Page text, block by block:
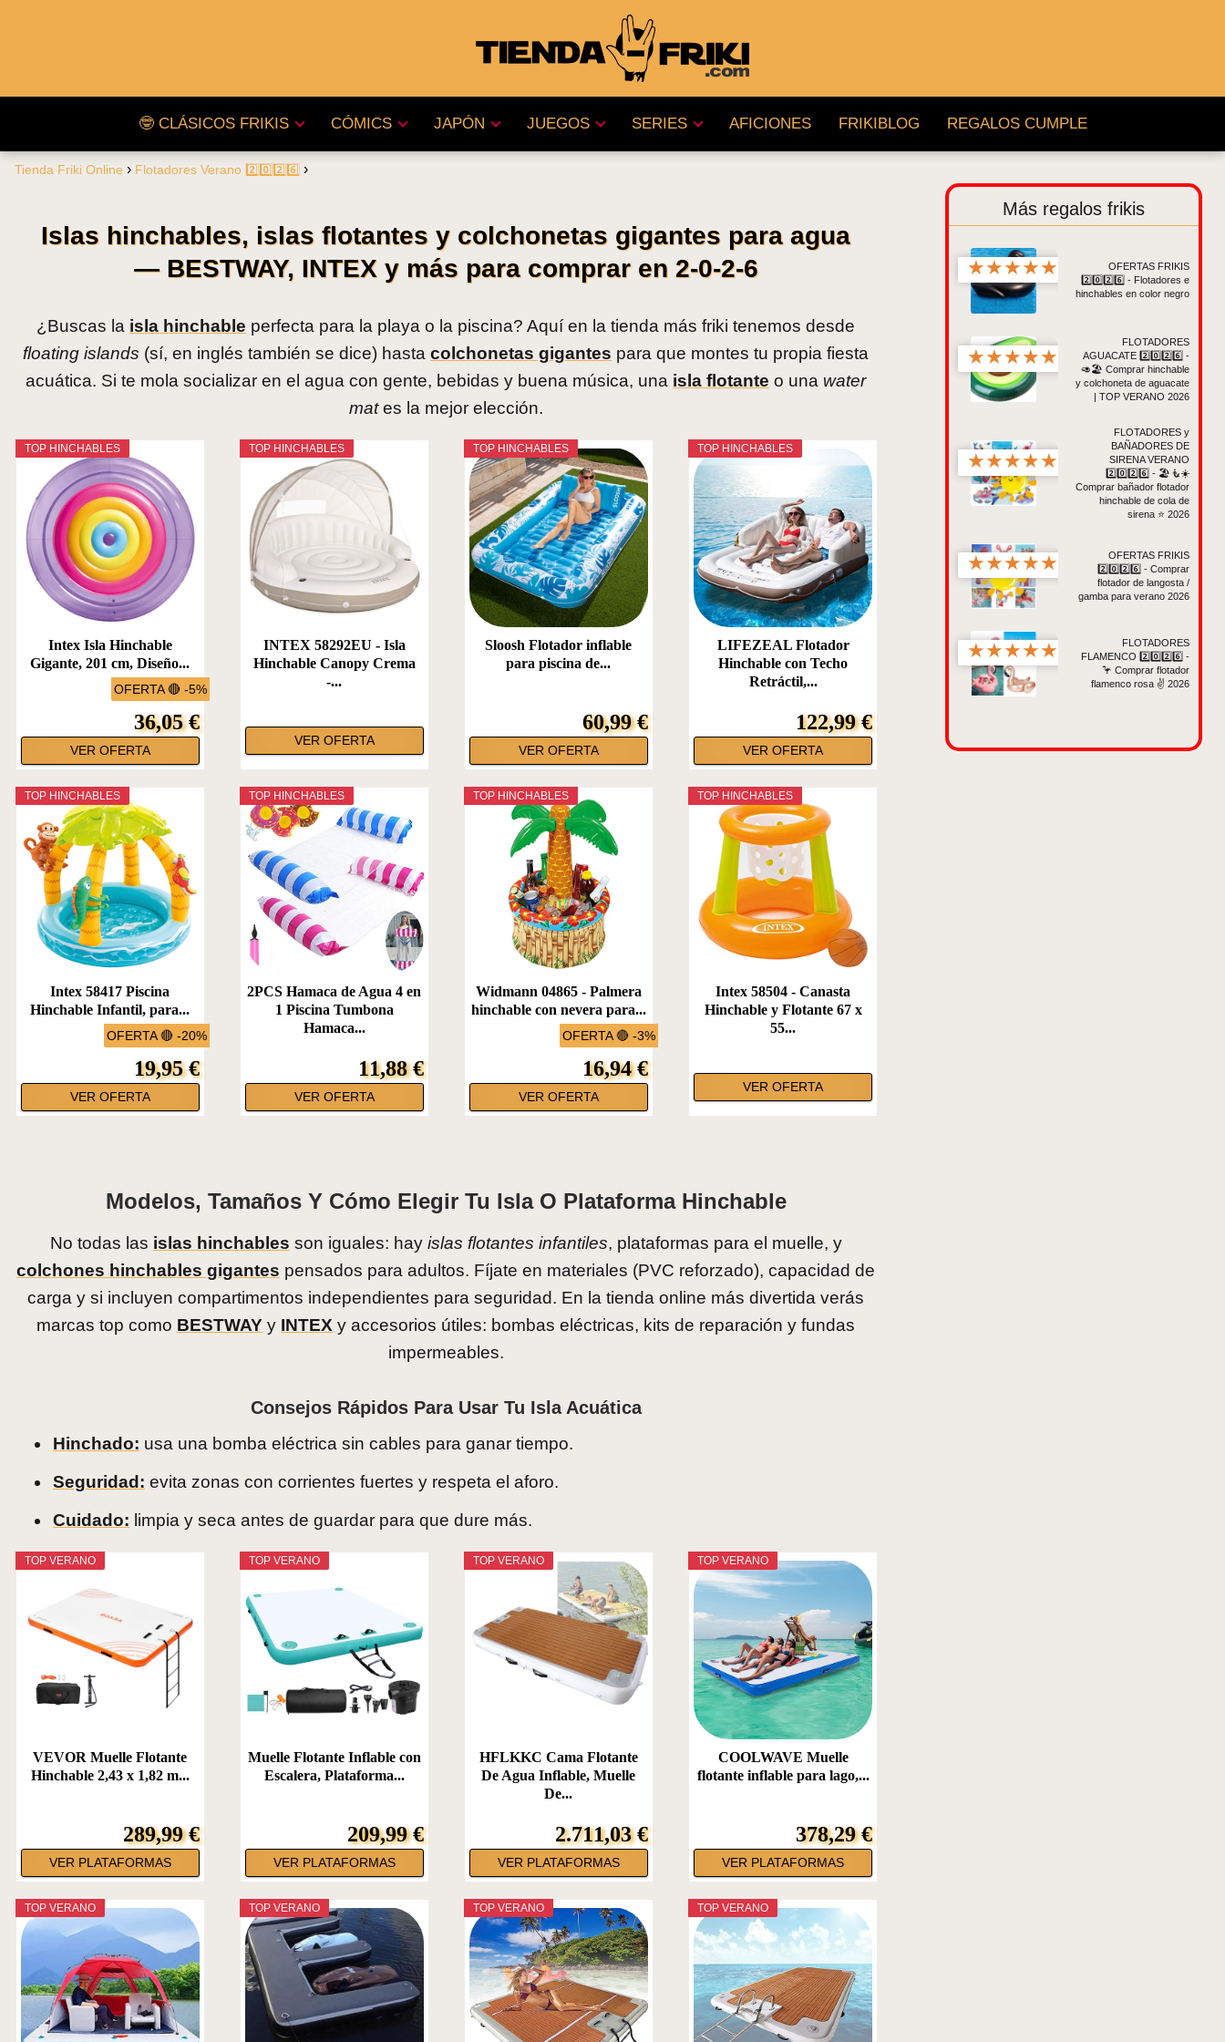
🤓 CLÁSICOS FRIKIS CÓMICS JAPÓN JUEGOS SERIES AFICIONES FRIKIBLOG REGALOS CUMPLE
Tienda Friki Online Flotadores Verano 2️⃣0️⃣2️⃣6️⃣
Islas hinchables, islas flotantes y colchonetas gigantes para agua
— BESTWAY, INTEX y más para comprar en 2-0-2-6
¿Buscas la isla hinchable perfecta para la playa o la piscina? Aquí en la tienda más friki tenemos desde
floating islands (sí, en inglés también se dice) hastacolchonetas gigantes para que montes tu propia fiesta
acuática. Si te mola socializar en el agua con gente, bebidas y buena música, una isla flotante o una water
mates la mejor elección.
OFERTA 🔴 -5%
TOP HINCHABLES
Intex Isla Hinchable
Gigante, 201 cm, Diseño...
36,05 €
VER OFERTA
TOP HINCHABLES
INTEX 58292EU - Isla
Hinchable Canopy Crema
-...
VER OFERTA
TOP HINCHABLES
Sloosh Flotador inflable
para piscina de...
60,99 €
VER OFERTA
TOP HINCHABLES
LIFEZEAL Flotador
Hinchable con Techo
Retráctil,...
122,99 €
VER OFERTA
OFERTA 🔴 -20%
TOP HINCHABLES
Intex 58417 Piscina
Hinchable Infantil, para...
19,95 €
VER OFERTA
TOP HINCHABLES
2PCS Hamaca de Agua 4 en
1 Piscina Tumbona
Hamaca...
11,88 €
VER OFERTA
OFERTA 🔴 -3%
TOP HINCHABLES
Widmann 04865 - Palmera
hinchable con nevera para...
16,94 €
VER OFERTA
TOP HINCHABLES
Intex 58504 - Canasta
Hinchable y Flotante 67 x
55...
VER OFERTA
Modelos, Tamaños Y Cómo Elegir Tu Isla O Plataforma Hinchable
No todas las islas hinchables son iguales: hay islas flotantes infantiles, plataformas para el muelle, y
colchones hinchables gigantes pensados para adultos. Fíjate en materiales (PVC reforzado), capacidad de
carga y si incluyen compartimentos independientes para seguridad. En la tienda online más divertida verás
marcas top como BESTWAY y INTEX y accesorios útiles: bombas eléctricas, kits de reparación y fundas
impermeables.
Consejos Rápidos Para Usar Tu Isla Acuática
Hinchado: usa una bomba eléctrica sin cables para ganar tiempo.
Seguridad: evita zonas con corrientes fuertes y respeta el aforo.
Cuidado: limpia y seca antes de guardar para que dure más.
TOP VERANO
VEVOR Muelle Flotante
Hinchable 2,43 x 1,82 m...
289,99 €
VER PLATAFORMAS
TOP VERANO
Muelle Flotante Inflable con
Escalera, Plataforma...
209,99 €
VER PLATAFORMAS
TOP VERANO
HFLKKC Cama Flotante
De Agua Inflable, Muelle
De...
2.711,03 €
VER PLATAFORMAS
TOP VERANO
COOLWAVE Muelle
flotante inflable para lago,...
378,29 €
VER PLATAFORMAS
TOP VERANO TOP VERANO TOP VERANO TOP VERANO
Más regalos frikis
★★★★★
OFERTAS FRIKIS
2️⃣0️⃣2️⃣6️⃣ - Flotadores e
hinchables en color negro
★★★★★
FLOTADORES
AGUACATE 2️⃣0️⃣2️⃣6️⃣ -
🥑🏖️ Comprar hinchable
y colchoneta de aguacate
| TOP VERANO 2026
★★★★★
FLOTADORES y
BAÑADORES DE
SIRENA VERANO
2️⃣0️⃣2️⃣6️⃣ - 🏖️🧜☀️
Comprar bañador flotador
hinchable de cola de
sirena ⭐️ 2026
★★★★★
OFERTAS FRIKIS
2️⃣0️⃣2️⃣6️⃣ - Comprar
flotador de langosta /
gamba para verano 2026
★★★★★
FLOTADORES
FLAMENCO 2️⃣0️⃣2️⃣6️⃣ -
🦩 Comprar flotador
flamenco rosa ✌️ 2026